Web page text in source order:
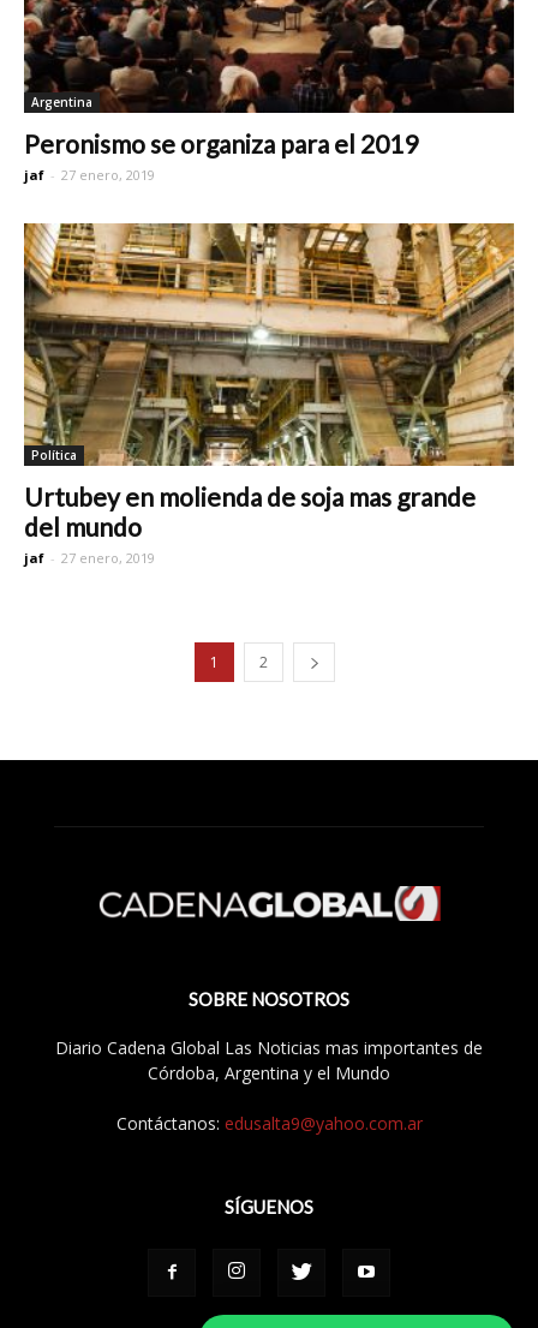
Argentina
Peronismo se organiza para el 2019
jaf - 27 enero, 2019
Política
Urtubey en molienda de soja mas grande
del mundo
jaf - 27 enero, 2019
1 2
SOBRE NOSOTROS
Diario Cadena Global Las Noticias mas importantes de
Córdoba, Argentina y el Mundo
Contáctanos: edusalta9@yahoo.com.ar
SÍGUENOS